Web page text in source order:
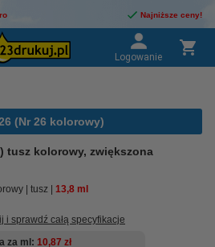
Najniższe ceny!
Logowanie
(Nr 26 kolorowy)
tusz kolorowy, zwiększona
tusz 13,8 ml
i sprawdź całą specyfikacje
za ml
10,87 zł